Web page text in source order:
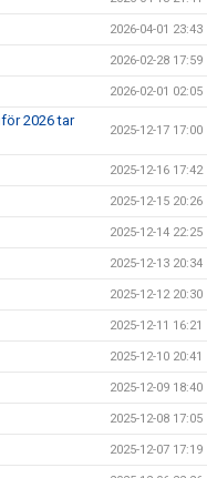
2026-04-01 23:43
2026-02-28 17:59
2026-02-01 02:05
2026 tar
2025-12-17 17:00
2025-12-16 17:42
2025-12-15 20:26
2025-12-14 22:25
2025-12-13 20:34
2025-12-12 20:30
2025-12-11 16:21
2025-12-10 20:41
2025-12-09 18:40
2025-12-08 17:05
2025-12-07 17:19